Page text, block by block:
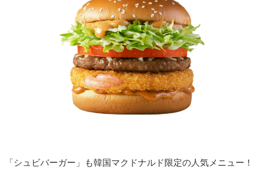
「シュビバーガー」も韓国マクドナルド限定の人気メニュー！